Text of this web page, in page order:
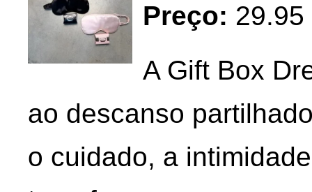
Preço: 29.95
A Gift Box
ao descanso
o cuidado, a